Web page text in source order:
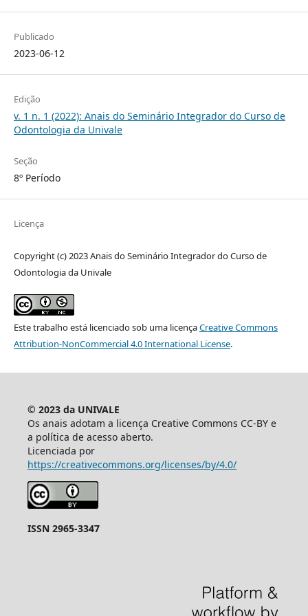
Publicado
2023-06-12
Edição
v. 1 n. 1 (2022): Anais do Seminário Integrador do Curso de
Odontologia da Univale
Seção
8º Período
Licença
Copyright (c) 2023 Anais do Seminário Integrador do Curso de
Odontologia da Univale
Este trabalho está licenciado sob uma licençaCreative Commons
Attribution-NonCommercial 4.0 International License.
© 2023 da UNIVALE
Os anais adotam a licença Creative Commons CC-BY e
a política de acesso aberto.
Licenciada por
https://creativecommons.org/licenses/by/4.0/
ISSN 2965-3347